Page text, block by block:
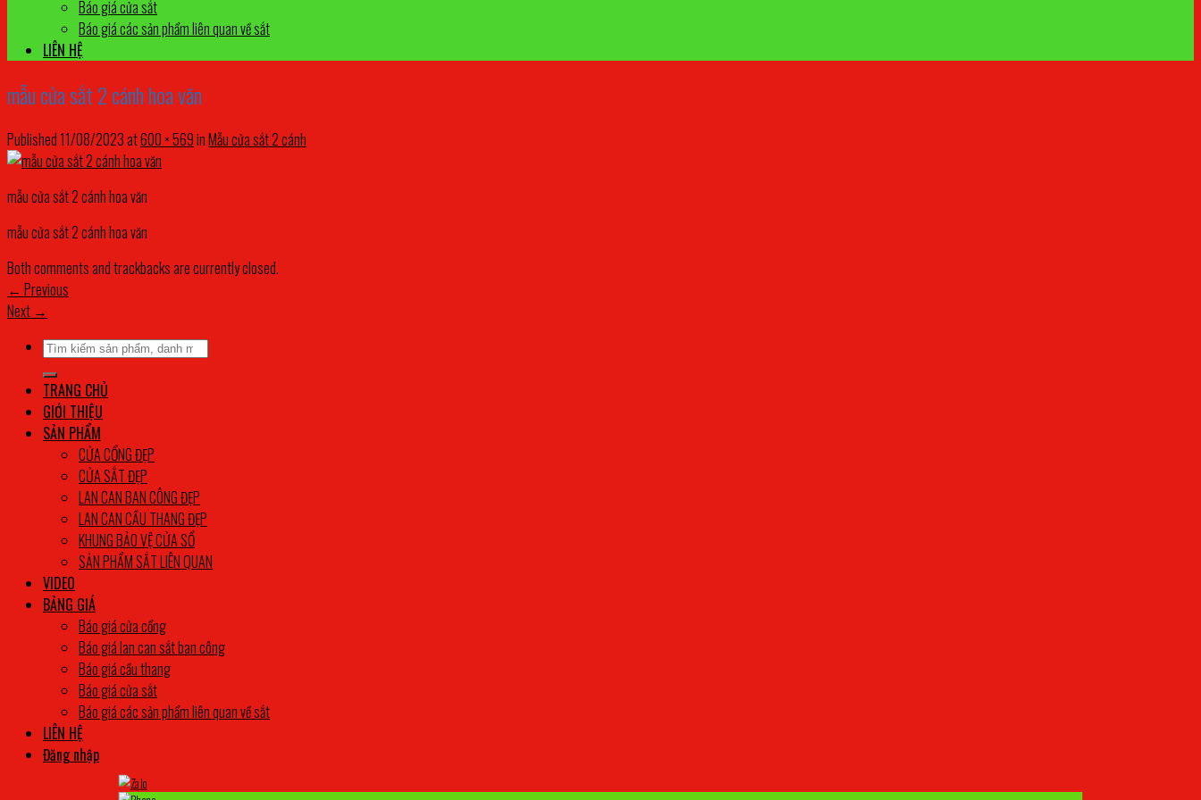
Báo giá cửa sắt
Báo giá các sản phẩm liên quan về sắt
LIÊN HỆ
mẫu cửa sắt 2 cánh hoa văn
Published11/08/2023at600 × 569inMẫu cửa sắt 2 cánh
mẫu cửa sắt 2 cánh hoa văn
mẫu cửa sắt 2 cánh hoa văn
Both comments and trackbacks are currently closed.
← Previous
Next →
Tìm
kiếm:
TRANG CHỦ
GIỚI THIỆU
SẢN PHẨM
CỬA CỔNG ĐẸP
CỬA SẮT ĐẸP
LAN CAN BAN CÔNG ĐẸP
LAN CAN CẦU THANG ĐẸP
KHUNG BẢO VỆ CỬA SỔ
SẢN PHẨM SẮT LIÊN QUAN
VIDEO
BẢNG GIÁ
Báo giá cửa cổng
Báo giá lan can sắt ban công
Báo giá cầu thang
Báo giá cửa sắt
Báo giá các sản phẩm liên quan về sắt
LIÊN HỆ
Đăng nhập